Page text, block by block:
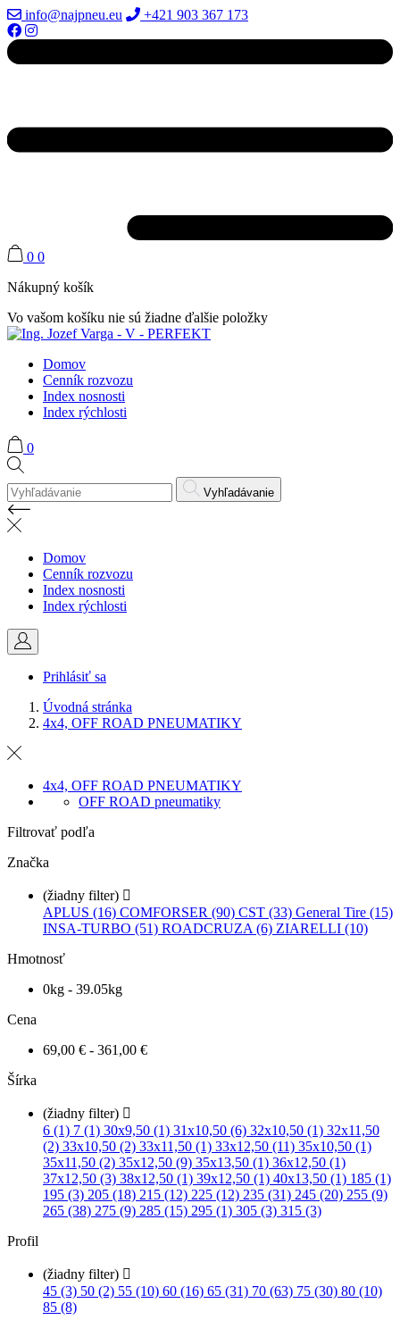
info@najpneu.eu +421 903 367 173
0 0
Nákupný košík
Vo vašom košíku nie sú žiadne ďalšie položky
Domov
Cenník rozvozu
Index nosnosti
Index rýchlosti
0
Vyhľadávanie
Domov
Cenník rozvozu
Index nosnosti
Index rýchlosti
Prihlásiť sa
Úvodná stránka
4x4, OFF ROAD PNEUMATIKY
4x4, OFF ROAD PNEUMATIKY
OFF ROAD pneumatiky
Filtrovať podľa
Značka
(žiadny filter) 
APLUS (16) COMFORSER (90) CST (33) General Tire (15)
INSA-TURBO (51) ROADCRUZA (6) ZIARELLI (10)
Hmotnosť
0kg - 39.05kg
Cena
69,00 € - 361,00 €
Šírka
(žiadny filter) 
6 (1) 7 (1) 30x9,50 (1) 31x10,50 (6) 32x10,50 (1) 32x11,50
(2) 33x10,50 (2) 33x11,50 (1) 33x12,50 (11) 35x10,50 (1)
35x11,50 (2) 35x12,50 (9) 35x13,50 (1) 36x12,50 (1)
37x12,50 (3) 38x12,50 (1) 39x12,50 (1) 40x13,50 (1) 185 (1)
195 (3) 205 (18) 215 (12) 225 (12) 235 (31) 245 (20) 255 (9)
265 (38) 275 (9) 285 (15) 295 (1) 305 (3) 315 (3)
Profil
(žiadny filter) 
45 (3) 50 (2) 55 (10) 60 (16) 65 (31) 70 (63) 75 (30) 80 (10)
85 (8)